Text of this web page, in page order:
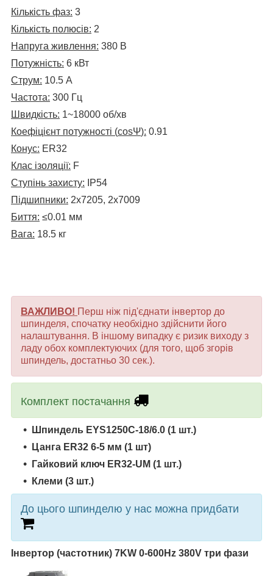
Кількість фаз: 3
Кількість полюсів: 2
Напруга живлення: 380 В
Потужність: 6 кВт
Струм: 10.5 А
Частота: 300 Гц
Швидкість: 1~18000 об/хв
Коефіцієнт потужності (cosΨ): 0.91
Конус: ER32
Клас ізоляції: F
Ступінь захисту: IP54
Підшипники: 2х7205, 2х7009
Биття: ≤0.01 мм
Вага: 18.5 кг
ВАЖЛИВО! Перш ніж під'єднати інвертор до
шпинделя, спочатку необхідно здійснити його
налаштування. В іншому випадку є ризик виходу з
ладу обох комплектуючих (для того, щоб згорів
шпиндель, достатньо 30 сек.).
Комплект постачання
Шпиндель EYS1250C-18/6.0 (1 шт.)
Цанга ER32 6-5 мм (1 шт)
Гайковий ключ ER32-UM (1 шт.)
Клеми (3 шт.)
До цього шпинделю у нас можна придбати
Інвертор (частотник) 7KW 0-600Hz 380V три фази